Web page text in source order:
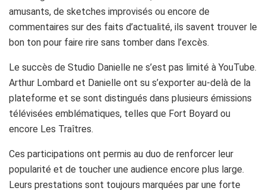
amusants, de sketches improvisés ou encore de
commentaires sur des faits d’actualité, ils savent trouver le
bon ton pour faire rire sans tomber dans l’excès.
Le succès de Studio Danielle ne s’est pas limité à YouTube.
Arthur Lombard et Danielle ont su s’exporter au-delà de la
plateforme et se sont distingués dans plusieurs émissions
télévisées emblématiques, telles que Fort Boyard ou
encore Les Traîtres.
Ces participations ont permis au duo de renforcer leur
popularité et de toucher une audience encore plus large.
Leurs prestations sont toujours marquées par une forte